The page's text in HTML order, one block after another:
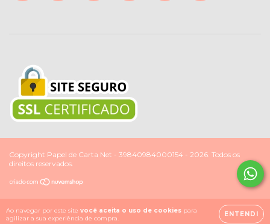
Ao navegar por este site você aceita o uso de cookies para
agilizar a sua experiência de compra.
ENTENDI
Copyright Papel de Carta Net - 39840984000154 - 2026. Todos os
direitos reservados.